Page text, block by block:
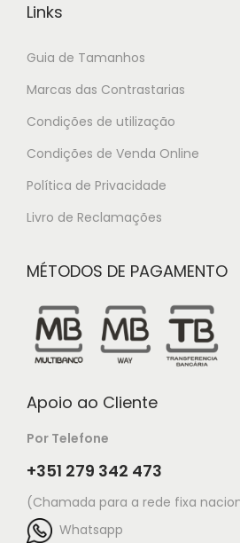
Links
Guia de Tamanhos
Marcas das Contrastarias
Condições de utilização
Condições de Venda Online
Política de Privacidade
Livro de Reclamações
MÉTODOS DE PAGAMENTO
Apoio ao Cliente
Por Telefone
+351 279 342 473
(Chamada para a rede fixa
Whatsapp